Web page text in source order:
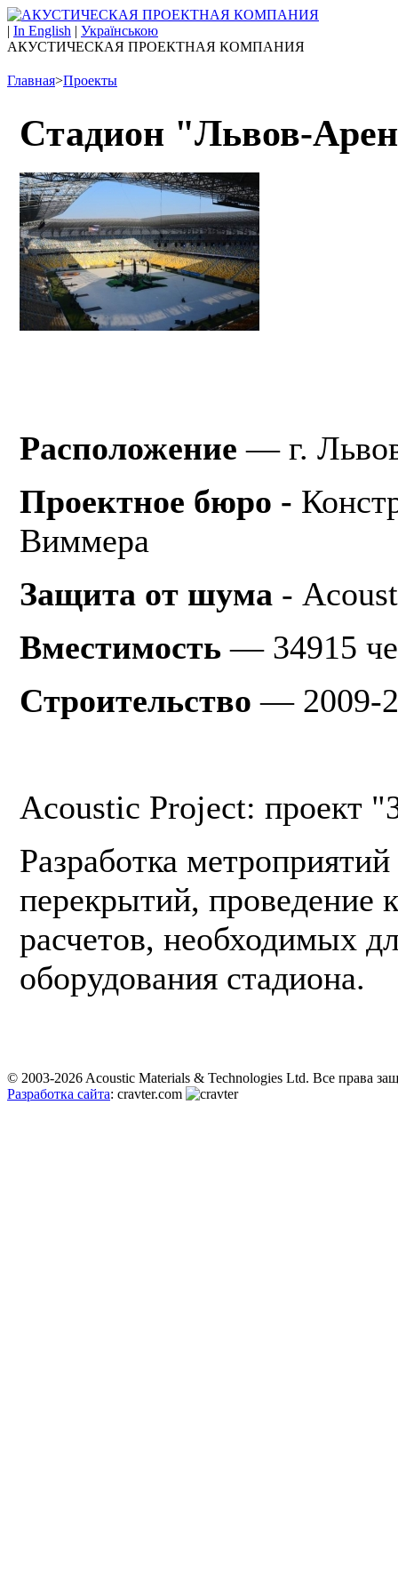
| In English | Українською
АКУСТИЧЕСКАЯ ПРОЕКТНАЯ КОМПАНИЯ
Главная>Проекты
Cтадион "Львов-
Расположение — г.
Проектное бюро -
Виммера
Защита от шума -
Вместимость — 34915
Строительство — 2009-
Acoustic Project: проект
Разработка
перекрытий, проведение
расчетов, необходимых
оборудования стадиона.
© 2003-2026 Acoustic Materials & Technologies Ltd. Все права
Разработка сайта: cravter.com